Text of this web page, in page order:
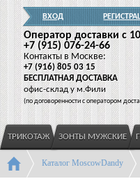
ВХОД
Оператор доставки c
+7 (915) 076-24-66
Контакты в Москве:
+7 (916) 805 03 15
БЕСПЛАТНАЯ ДОСТАВКА
офис-склад у м.Фили
(по договоренности с оператором
ТРИКОТАЖ ЗОНТЫ МУЖСКИЕ
Каталог MoscowDandy